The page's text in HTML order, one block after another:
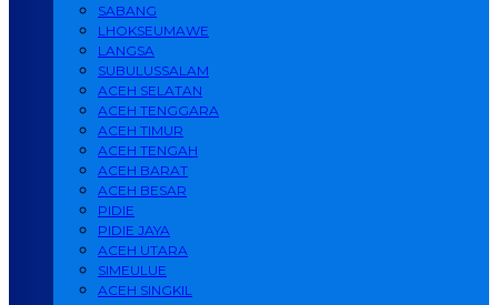
SABANG
LHOKSEUMAWE
LANGSA
SUBULUSSALAM
ACEH SELATAN
ACEH TENGGARA
ACEH TIMUR
ACEH TENGAH
ACEH BARAT
ACEH BESAR
PIDIE
PIDIE JAYA
ACEH UTARA
SIMEULUE
ACEH SINGKIL